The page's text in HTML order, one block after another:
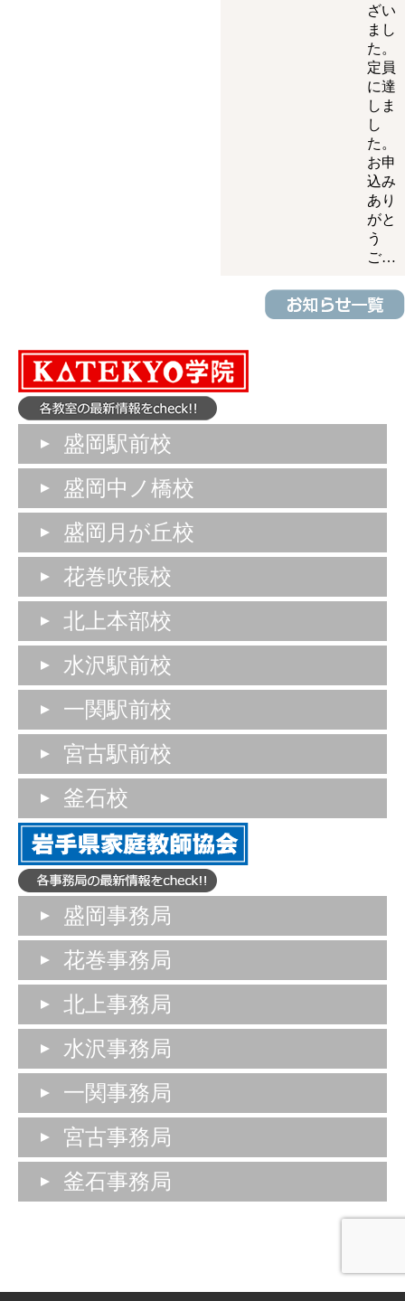
ざい
まし
た。
定員
に達
しま
し
た。
お申
込み
あり
がと
う
ご…
盛岡駅前校
盛岡中ノ橋校
盛岡月が丘校
花巻吹張校
北上本部校
水沢駅前校
一関駅前校
宮古駅前校
釜石校
盛岡事務局
花巻事務局
北上事務局
水沢事務局
一関事務局
宮古事務局
釜石事務局